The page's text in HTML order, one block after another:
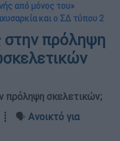
από μόνος του»
και ο ΣΔ τύπου 2
στην πρόληψη
πρόληψη σκελετικών;
┋ 🗣️ Ανοικτό για